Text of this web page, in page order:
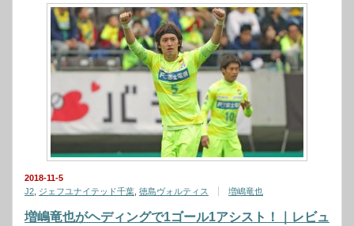
2018-11-5
J2 ジェフユナイテッド千葉 徳島ヴォルティス 増嶋竜也
増嶋竜也がヘディングで1ゴール1アシスト！｜レビュ